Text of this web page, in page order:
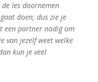
les doornemen
doen; dus zie je
een partner nodig om
van jezelf weet welke
kun je veel